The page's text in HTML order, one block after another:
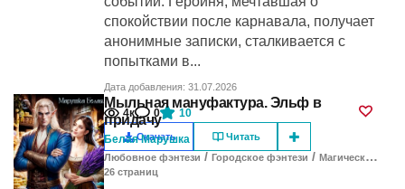
спокойствии после карнавала, получает
анонимные записки, сталкивается с
попытками в...
Дата добавления: 31.07.2026
4к 0 10
Скачать Читать
Мыльная мануфактура. Эльф в
придачу
Белая Марушка
Любовное фэнтези / Городское фэнтези / Магический детектив
26 cтраниц